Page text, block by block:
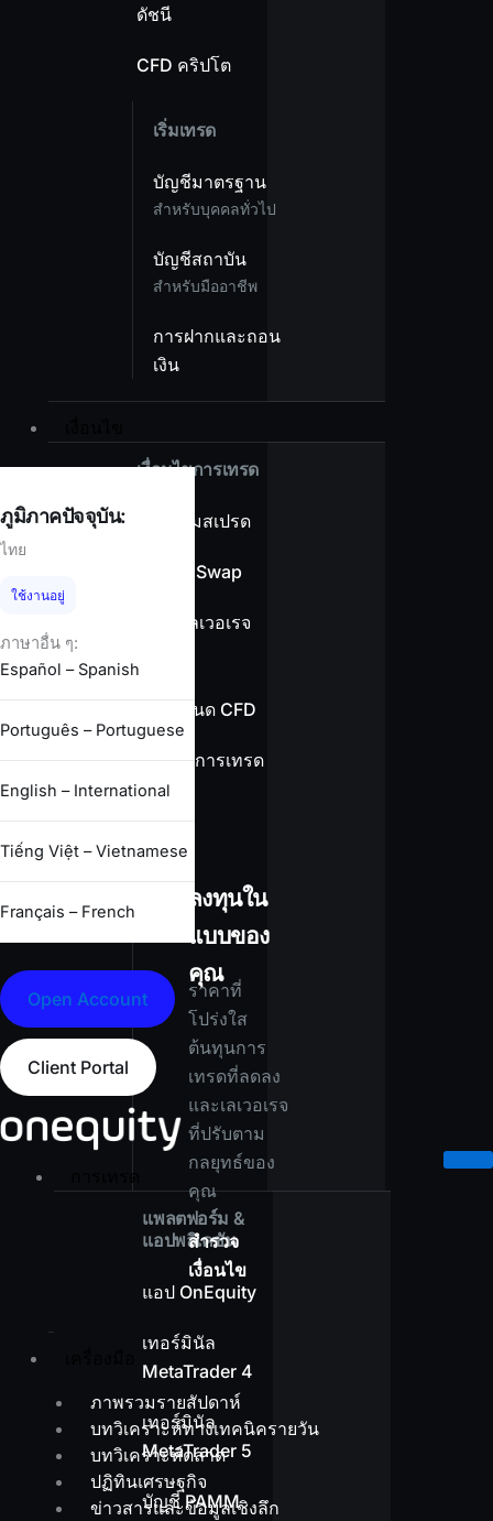
ดัชนี
CFD คริปโต
เริ่มเทรด
บัญชีมาตรฐาน
สำหรับบุคคลทั่วไป
บัญชีสถาบัน
สำหรับมืออาชีพ
การฝากและถอน
เงิน
เงื่อนไขการเทรด
ภาพรวมสเปรด
ไม่มีค่า Swap
ข้อมูลเลเวอเรจ
ข้อกำหนด CFD
เงื่อนไขการเทรด
ทั้งหมด
ลงทุนใน
แบบของ
คุณ
ราคาที่
โปร่งใส
ต้นทุนการ
เทรดที่ลดลง
และเลเวอเรจ
ที่ปรับตาม
กลยุทธ์ของ
คุณ
สำรวจ
เงื่อนไข
ภาพรวมรายสัปดาห์
บทวิเคราะห์ทางเทคนิครายวัน
บทวิเคราะห์ตลาด
ปฏิทินเศรษฐกิจ
ข่าวสารและข้อมูลเชิงลึก
ภูมิภาคปัจจุบัน:
ไทย
ใช้งานอยู่
ภาษาอื่น ๆ:
Español – Spanish
Português – Portuguese
English – International
Tiếng Việt – Vietnamese
Français – French
Open Account
Client Portal
การเทรด
แพลตฟอร์ม &
แอปพลิเคชัน
แอป OnEquity
เทอร์มินัล
MetaTrader 4
เทอร์มินัล
MetaTrader 5
บัญชี PAMM